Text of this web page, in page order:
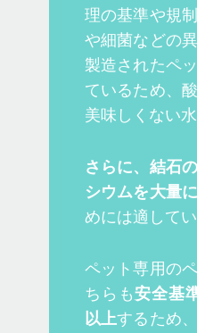
理の基準や規
や細菌などの
製造されたペ
ているため、
美味しくない
さらに、結石
シウムを大量
めには適してい
ペット専用の
ちらも安全基
以上するため